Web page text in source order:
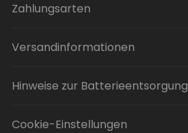
Zahlungsarten
Versandinformationen
Hinweise zur Batterieentsorgung
Cookie-Einstellungen